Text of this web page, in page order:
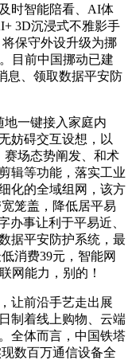
时智能陪看、AI体
3D沉浸式不雅影手
保守外设升级为挪
目前中国挪动已建
息、领取数据平安防
一键接入家庭内
妨碍交互设想，以
场态势阐发、和术
辑等功能，落实工业
化的全域组网，该方
笼盖，降低居平易
办事让利于平易近、
据平安防护系统，最
消费39元，智能网
网能力，别的！
前沿手艺走出展
制着线上购物、云端
全体而言，中国铁塔
数百万通信设备全